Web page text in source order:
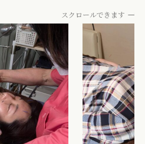
スクロールできます